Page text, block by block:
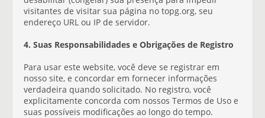
visitantes de visitar sua página no topg.org, seu
endereço URL ou IP de servidor.
4. Suas Responsabilidades e Obrigações de Registro
Para usar este website, você deve se registrar em
nosso site, e concordar em fornecer informações
verdadeira quando solicitado. No registro, você
explicitamente concorda com nossos Termos de Uso e
suas possíveis modificações ao longo do tempo.